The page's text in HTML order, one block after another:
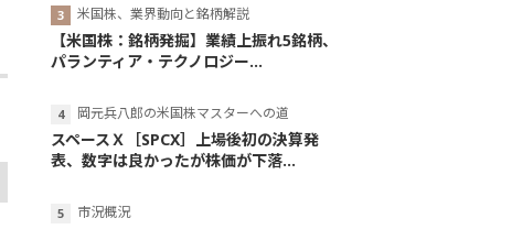
米国株、業界動向と銘柄解説
【米国株：銘柄発掘】業績上振れ5銘柄、
パランティア・テクノロジー...
岡元兵八郎の米国株マスターへの道
スペースＸ［SPCX］上場後初の決算発
表、数字は良かったが株価が下落...
市況概況